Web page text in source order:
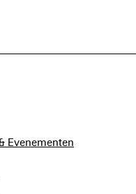
Evenementen